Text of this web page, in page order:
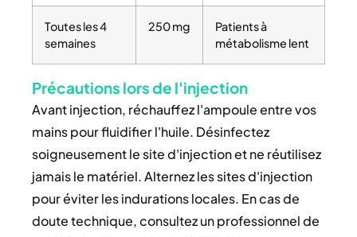
Toutes les 4
semaines
250 mg
Patients à
métabolisme lent
Précautions lors de l'injection
Avant injection, réchauffez l'ampoule entre vos
mains pour fluidifier l'huile. Désinfectez
soigneusement le site d'injection et ne réutilisez
jamais le matériel. Alternez les sites d'injection
pour éviter les indurations locales. En cas de
doute technique, consultez un professionnel de